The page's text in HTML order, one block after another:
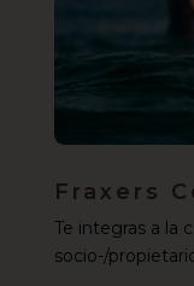
Fraxers
Te integras a la
socio-/